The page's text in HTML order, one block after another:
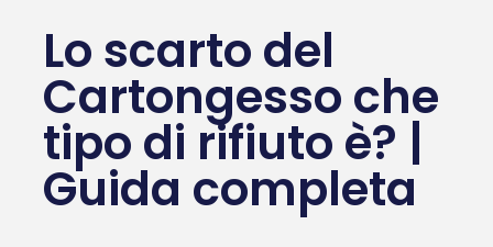
Lo scarto del
Cartongesso che
tipo di rifiuto è? |
Guida completa